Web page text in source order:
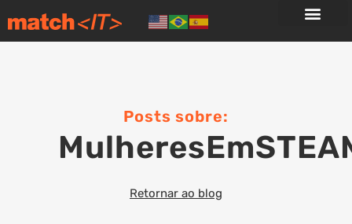
Posts sobre:
Retornar ao blog